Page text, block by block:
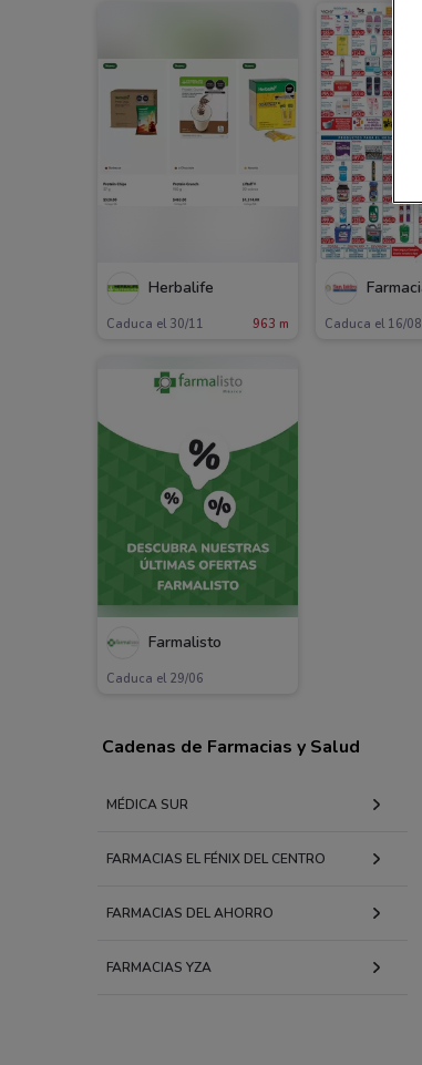
Herbalife
Caduca el 30/11 963 m Caduca el 16/08
Farmalisto
Caduca el 29/06
Cadenas de Farmacias y Salud
MÉDICA SUR
FARMACIAS EL FÉNIX DEL CENTRO
FARMACIAS DEL AHORRO
FARMACIAS YZA